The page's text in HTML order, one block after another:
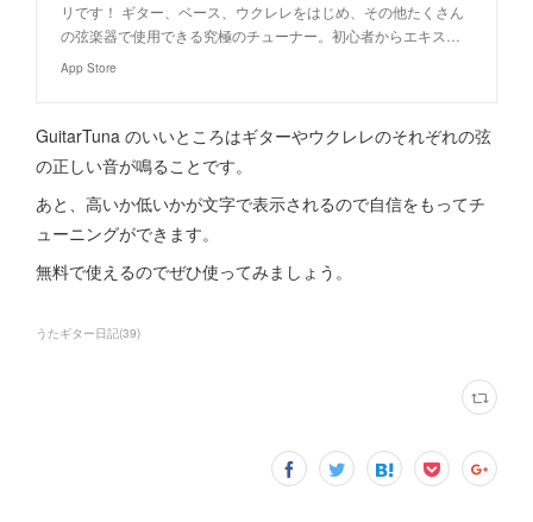
リです！ ギター、ベース、ウクレレをはじめ、その他たくさん
の弦楽器で使用できる究極のチューナー。初心者からエキス…
App Store
GuitarTuna のいいところはギターやウクレレのそれぞれの弦
の正しい音が鳴ることです。
あと、高いか低いかが文字で表示されるので自信をもってチ
ューニングができます。
無料で使えるのでぜひ使ってみましょう。
うたギター日記(39)